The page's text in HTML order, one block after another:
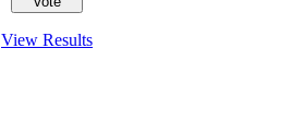
View Results